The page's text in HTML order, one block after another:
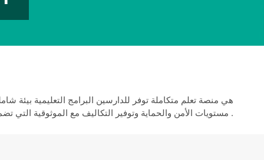
هي منصة تعلم متكاملة توفر للدارسين البرامج التعليمية بيئة
مستويات الأمن والحماية وتوفير التكاليف مع الموثوقية التي تضمن لك الممارسة والاعتياد على نظام الامتحانات وحل الواجبات الدراسية لكافة المستويات بكل ثقة .